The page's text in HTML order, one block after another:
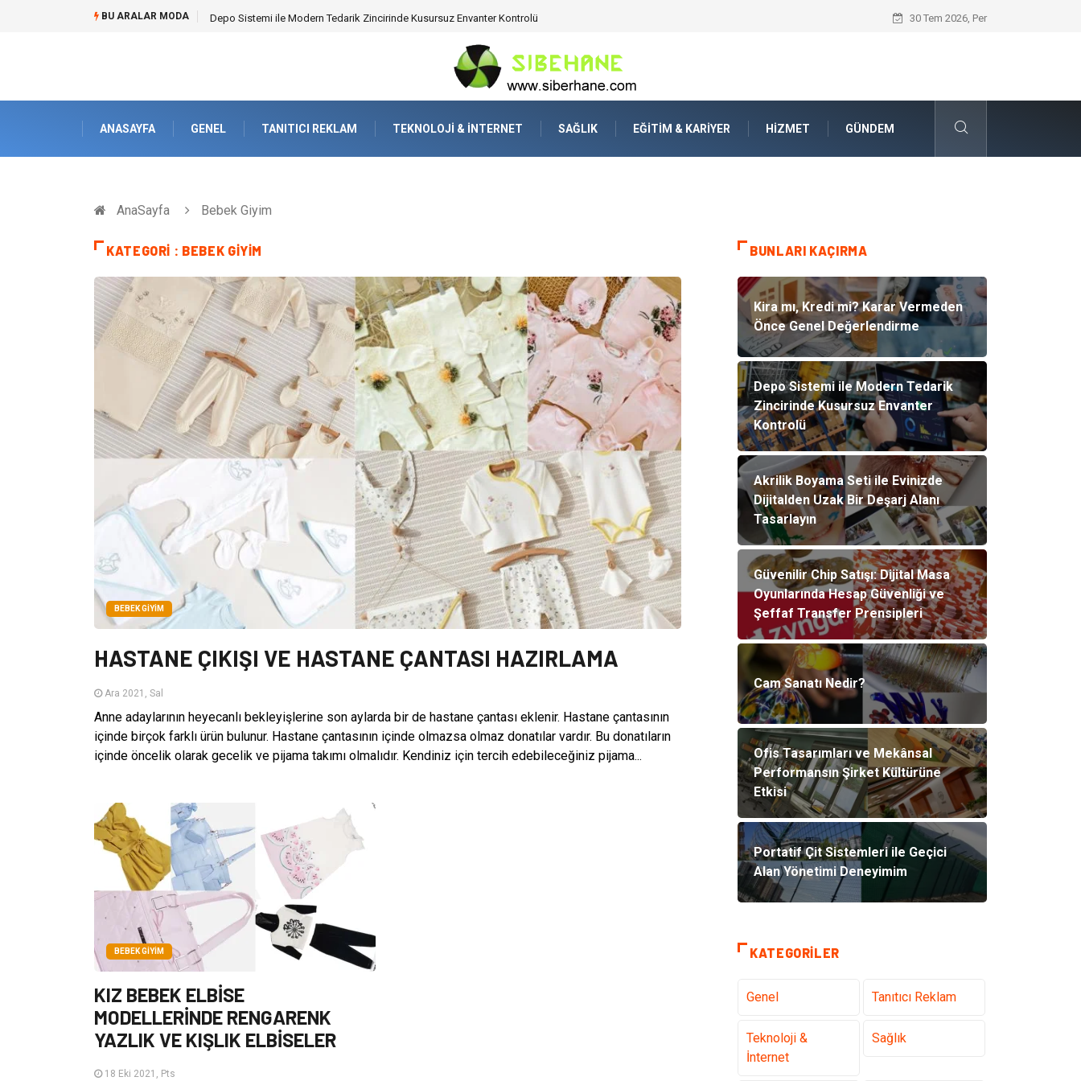
BU ARALAR MODA Akrilik Boyama Seti ile Evinizde Dijitalden Uzak Bir Deşarj Alanı Tasarlayın Güvenilir Chip Satışı: Dijital Masa
30 Tem 2026, Per
ANASAYFA GENEL TANITICI REKLAM TEKNOLOJI & İNTERNET SAĞLIK EĞITIM & KARIYER HIZMET GÜNDEM
AnaSayfa Bebek Giyim
KATEGORI : BEBEK GIYIM
BEBEK GIYIM
HASTANE ÇIKIŞI VE HASTANE ÇANTASI HAZIRLAMA
Ara 2021, Sal
Anne adaylarının heyecanlı bekleyişlerine son aylarda bir de hastane çantası eklenir. Hastane çantasının
içinde birçok farklı ürün bulunur. Hastane çantasının içinde olmazsa olmaz donatılar vardır. Bu donatıların
içinde öncelik olarak gecelik ve pijama takımı olmalıdır. Kendiniz için tercih edebileceğiniz pijama...
BEBEK GIYIM
KIZ BEBEK ELBİSE
MODELLERİNDE RENGARENK
YAZLIK VE KIŞLIK ELBİSELER
18 Eki 2021, Pts
BUNLARI KAÇIRMA
Kira mı, Kredi mi? Karar Vermeden
Önce Genel Değerlendirme
Depo Sistemi ile Modern Tedarik
Zincirinde Kusursuz Envanter
Kontrolü
Akrilik Boyama Seti ile Evinizde
Dijitalden Uzak Bir Deşarj Alanı
Tasarlayın
Güvenilir Chip Satışı: Dijital Masa
Oyunlarında Hesap Güvenliği ve
Şeffaf Transfer Prensipleri
Cam Sanatı Nedir?
Ofis Tasarımları ve Mekânsal
Performansın Şirket Kültürüne
Etkisi
Portatif Çit Sistemleri ile Geçici
Alan Yönetimi Deneyimim
KATEGORILER
Genel Tanıtıcı Reklam
Teknoloji &
İnternet
Sağlık